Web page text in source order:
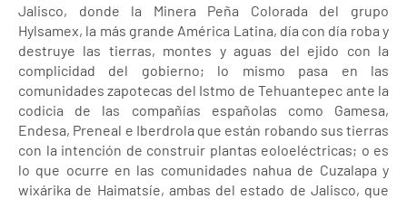
Jalisco, donde la Minera Peña Colorada del grupo
Hylsamex, la más grande América Latina, día con día roba y
destruye las tierras, montes y aguas del ejido con la
complicidad del gobierno; lo mismo pasa en las
comunidades zapotecas del Istmo de Tehuantepec ante la
codicia de las compañías españolas como Gamesa,
Endesa, Preneal e Iberdrola que están robando sus tierras
con la intención de construir plantas eoloeléctricas; o es
lo que ocurre en las comunidades nahua de Cuzalapa y
wixárika de Haimatsíe, ambas del estado de Jalisco, que